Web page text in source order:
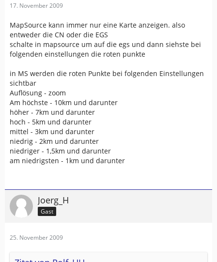
17. November 2009
MapSource kann immer nur eine Karte anzeigen. also
entweder die CN oder die EGS
schalte in mapsource um auf die egs und dann siehste bei
folgenden einstellungen die roten punkte
in MS werden die roten Punkte bei folgenden Einstellungen
sichtbar
Auflösung - zoom
Am höchste - 10km und darunter
höher - 7km und darunter
hoch - 5km und darunter
mittel - 3km und darunter
niedrig - 2km und darunter
niedriger - 1,5km und darunter
am niedrigsten - 1km und darunter
Joerg_H
Gast
25. November 2009